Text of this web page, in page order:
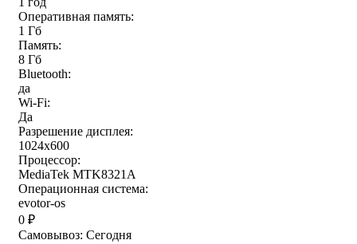
Оперативная память:
1 Гб
Память:
8 Гб
Bluetooth:
да
Wi-Fi:
Да
Разрешение дисплея:
1024х600
Процессор:
MediaTek MTK8321A
Операционная система:
evotor-os
0 ₽
Самовывоз: Сегодня